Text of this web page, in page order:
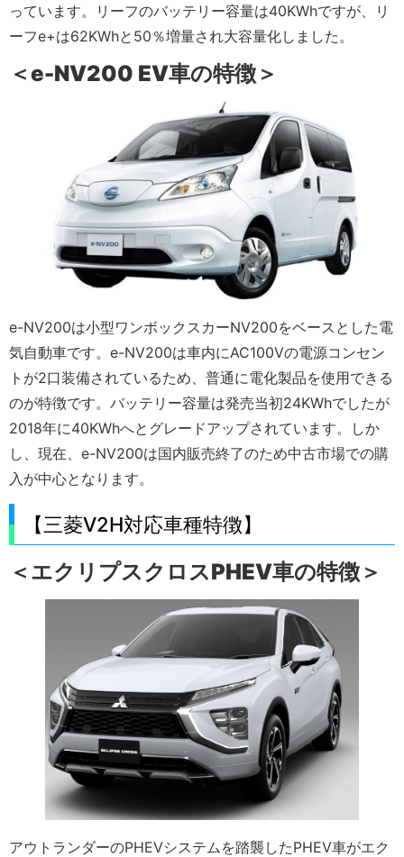
っています。リーフのバッテリー容量は40KWhですが、リ
ーフe+は62KWhと50％増量され大容量化しました。
＜e-NV200 EV車の特徴＞
e-NV200は小型ワンボックスカーNV200をベースとした電
気自動車です。e-NV200は車内にAC100Vの電源コンセン
トが2口装備されているため、普通に電化製品を使用できる
のが特徴です。バッテリー容量は発売当初24KWhでしたが
2018年に40KWhへとグレードアップされています。しか
し、現在、e-NV200は国内販売終了のため中古市場での購
入が中心となります。
【三菱V2H対応車種特徴】
＜エクリプスクロスPHEV車の特徴＞
アウトランダーのPHEVシステムを踏襲したPHEV車がエク